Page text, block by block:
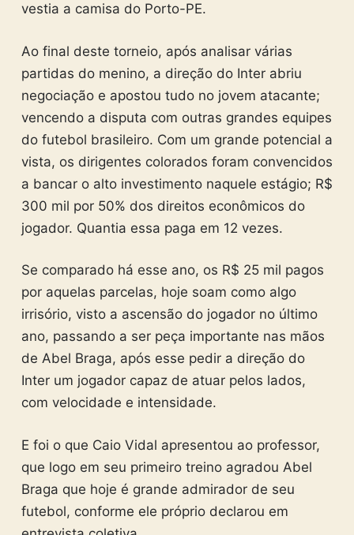
vestia a camisa do Porto-PE.
Ao final deste torneio, após analisar várias
partidas do menino, a direção do Inter abriu
negociação e apostou tudo no jovem atacante;
vencendo a disputa com outras grandes equipes
do futebol brasileiro. Com um grande potencial a
vista, os dirigentes colorados foram convencidos
a bancar o alto investimento naquele estágio; R$
300 mil por 50% dos direitos econômicos do
jogador. Quantia essa paga em 12 vezes.
Se comparado há esse ano, os R$ 25 mil pagos
por aquelas parcelas, hoje soam como algo
irrisório, visto a ascensão do jogador no último
ano, passando a ser peça importante nas mãos
de Abel Braga, após esse pedir a direção do
Inter um jogador capaz de atuar pelos lados,
com velocidade e intensidade.
E foi o que Caio Vidal apresentou ao professor,
que logo em seu primeiro treino agradou Abel
Braga que hoje é grande admirador de seu
futebol, conforme ele próprio declarou em